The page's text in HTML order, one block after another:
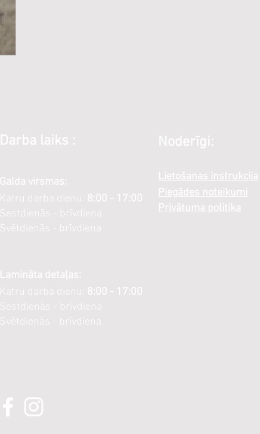
Darba laiks :
Galda virsmas:
Katru darba dienu: 8:00 - 17:00
Sestdienās - brīvdiena
Svētdienās - brīvdiena
Lamināta detaļas:
Katru darba dienu: 8:00 - 17:00
Sestdienās - brīvdiena
Svētdienās - brīvdiena
Noderīgi:
Lietošanas instrukcija
Piegādes noteikumi
Privātuma politika